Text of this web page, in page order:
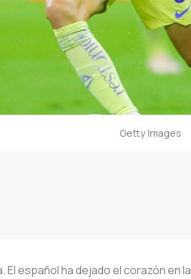
Getty Images
español ha dejado el corazón en la